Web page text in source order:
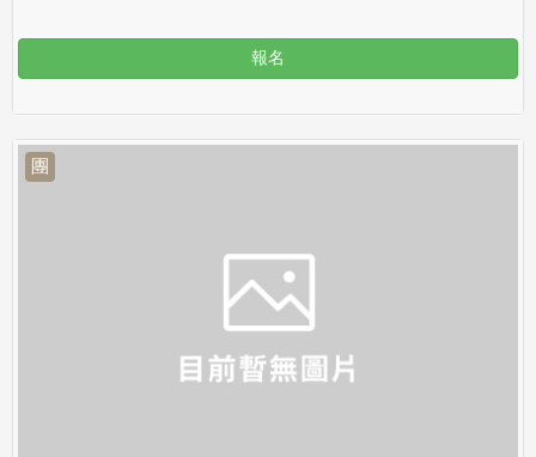
報名
團